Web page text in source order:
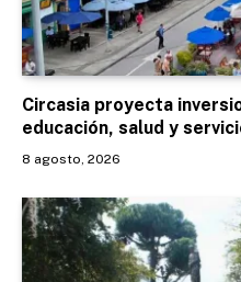
Circasia proyecta
educación, salud y
8 agosto, 2026